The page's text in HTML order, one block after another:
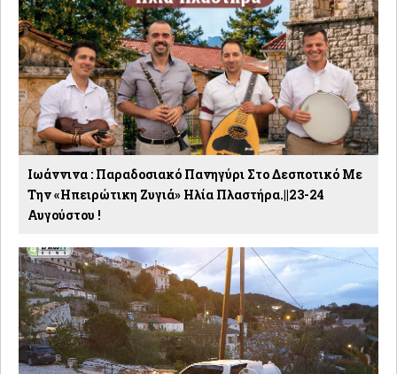
Ιωάννινα : Παραδοσιακό Πανηγύρι Στο Δεσποτικό Με
Την «Ηπειρώτικη Ζυγιά» Ηλία Πλαστήρα.||23-24
Αυγούστου !